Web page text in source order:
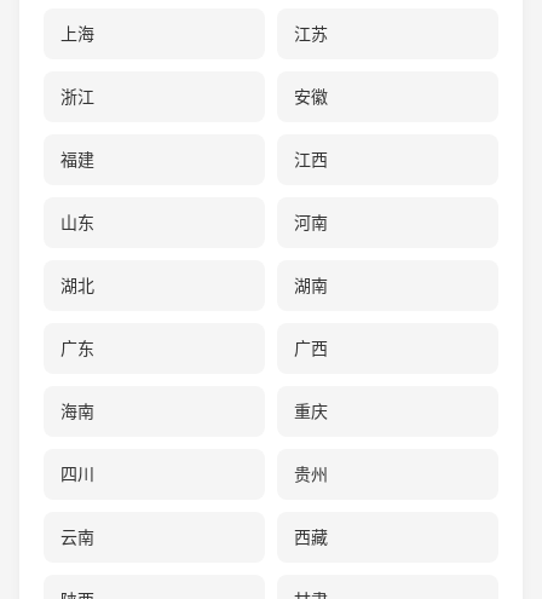
上海 江苏
浙江 安徽
福建 江西
山东 河南
湖北 湖南
广东 广西
海南 重庆
四川 贵州
云南 西藏